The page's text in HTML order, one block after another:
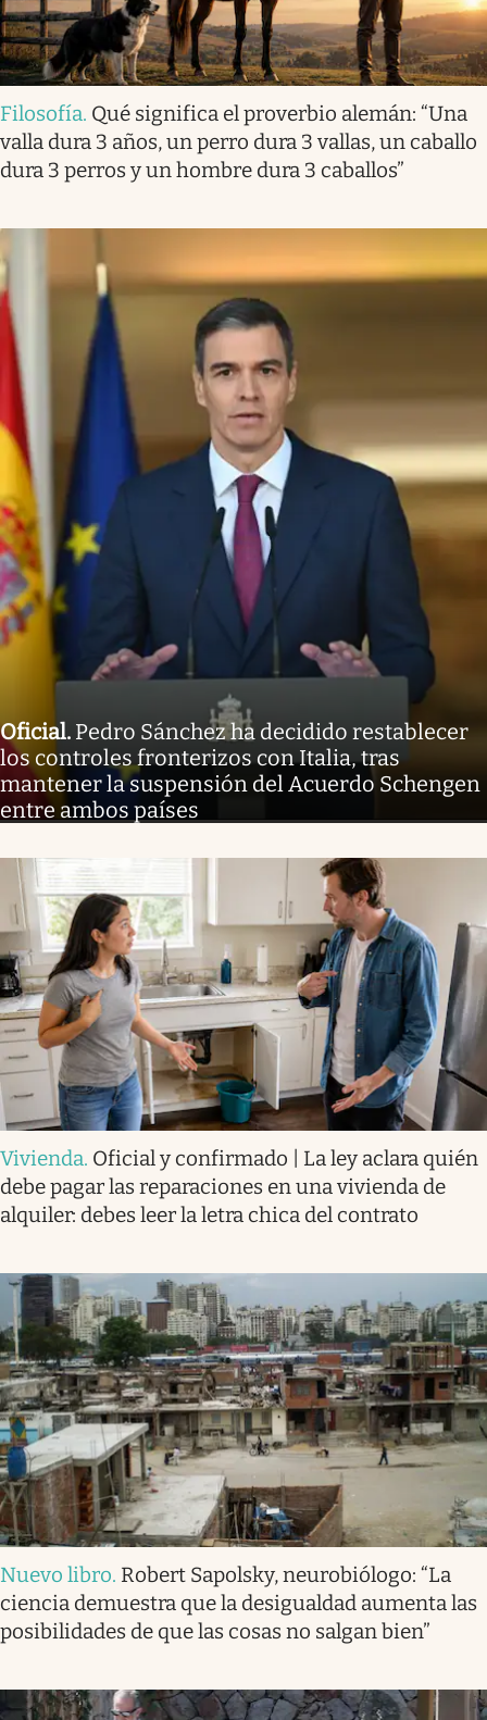
Filosofía. Qué significa el proverbio alemán: “Una
valla dura 3 años, un perro dura 3 vallas, un caballo
dura 3 perros y un hombre dura 3 caballos”
Oficial. Pedro Sánchez ha decidido restablecer
los controles fronterizos con Italia, tras
mantener la suspensión del Acuerdo Schengen
entre ambos países
Vivienda. Oficial y confirmado | La ley aclara quién
debe pagar las reparaciones en una vivienda de
alquiler: debes leer la letra chica del contrato
Nuevo libro. Robert Sapolsky, neurobiólogo: “La
ciencia demuestra que la desigualdad aumenta las
posibilidades de que las cosas no salgan bien”